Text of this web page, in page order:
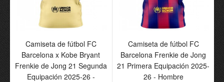
Camiseta de fútbol FC
Barcelona x Kobe Bryant
Frenkie de Jong 21 Segunda
Equipación 2025-26 -
Camiseta de fútbol FC
Barcelona Frenkie de Jong
21 Primera Equipación 2025-
26 - Hombre